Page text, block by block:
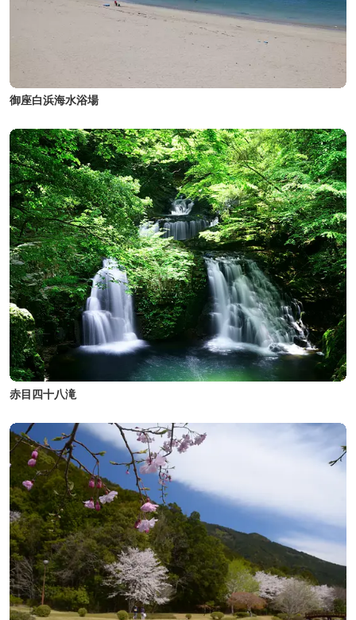
御座白浜海水浴場
赤目四十八滝